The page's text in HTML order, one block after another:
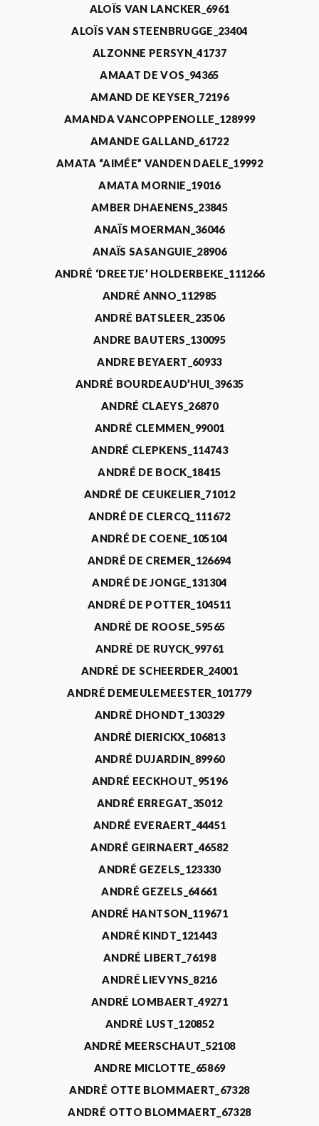
ALOÏS VAN LANCKER_6961
ALOÏS VAN STEENBRUGGE_23404
ALZONNE PERSYN_41737
AMAAT DE VOS_94365
AMAND DE KEYSER_72196
AMANDA VANCOPPENOLLE_128999
AMANDE GALLAND_61722
AMATA “AIMÉE” VANDEN DAELE_19992
AMATA MORNIE_19016
AMBER DHAENENS_23845
ANAÏS MOERMAN_36046
ANAÏS SASANGUIE_28906
ANDRÉ ‘DREETJE’ HOLDERBEKE_111266
ANDRÉ ANNO_112985
ANDRÉ BATSLEER_23506
ANDRE BAUTERS_130095
ANDRE BEYAERT_60933
ANDRÉ BOURDEAUD’HUI_39635
ANDRÉ CLAEYS_26870
ANDRÉ CLEMMEN_99001
ANDRÉ CLEPKENS_114743
ANDRÉ DE BOCK_18415
ANDRÉ DE CEUKELIER_71012
ANDRÉ DE CLERCQ_111672
ANDRÉ DE COENE_105104
ANDRÉ DE CREMER_126694
ANDRÉ DE JONGE_131304
ANDRÉ DE POTTER_104511
ANDRÉ DE ROOSE_59565
ANDRÉ DE RUYCK_99761
ANDRÉ DE SCHEERDER_24001
ANDRÉ DEMEULEMEESTER_101779
ANDRÉ DHONDT_130329
ANDRÉ DIERICKX_106813
ANDRÉ DUJARDIN_89960
ANDRÉ EECKHOUT_95196
ANDRÉ ERREGAT_35012
ANDRÉ EVERAERT_44451
ANDRÉ GEIRNAERT_46582
ANDRÉ GEZELS_123330
ANDRÉ GEZELS_64661
ANDRÉ HANTSON_119671
ANDRÉ KINDT_121443
ANDRÉ LIBERT_76198
ANDRÉ LIEVYNS_8216
ANDRÉ LOMBAERT_49271
ANDRÉ LUST_120852
ANDRÉ MEERSCHAUT_52108
ANDRE MICLOTTE_65869
ANDRÉ OTTE BLOMMAERT_67328
ANDRÉ OTTO BLOMMAERT_67328